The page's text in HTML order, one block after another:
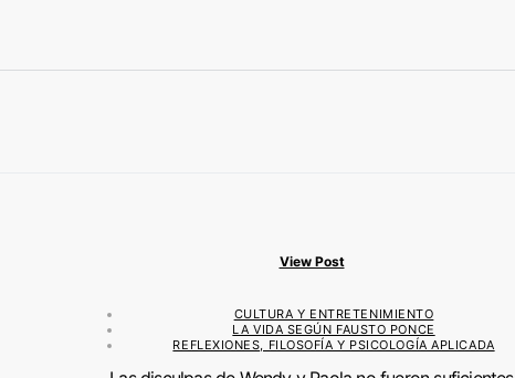
View Post
CULTURA Y ENTRETENIMIENTO
LA VIDA SEGÚN FAUSTO PONCE
REFLEXIONES, FILOSOFÍA Y PSICOLOGÍA APLICADA